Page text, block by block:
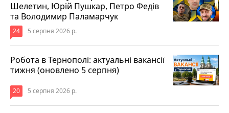
Шелетин, Юрій Пушкар, Петро Федів
та Володимир Паламарчук
24 5 серпня 2026 р.
Робота в Тернополі: актуальні вакансії
тижня (оновлено 5 серпня)
20 5 серпня 2026 р.